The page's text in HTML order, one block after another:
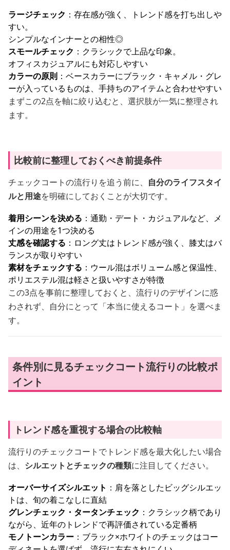
ラージチェック ：存在感が強く、トレンド感を打ち出しや
すい。
シンプルなインナーとの相性◎
スモールチェック ：クラシックで上品な印象。
オフィスカジュアルにも対応しやすい
カラーの原則 ：ベースカラーにブラック・キャメル・グレ
ーが入っているものは、手持ちのアイテムと合わせやすい
まずこの2点を軸に絞り込むと、選択肢が一気に整理され
ます。
比較前に整理しておくべき前提条件
チェックコートの流行りを追う前に、 自分のライフスタイ
ルと用途を明確にしておくことが大切です。
着用シーンを決める ：通勤・デート・カジュアルなど、メ
インの用途を1つ決める
丈感を確認する ：ロング丈はトレンド感が強く、膝丈はバ
ランスが取りやすい
素材をチェックする ：ウール混はボリューム感と保温性、
ポリエステル混は軽さと扱いやすさが特徴
この3点を事前に整理しておくと、流行りのデザインに惑
わされず、自分にとって「本当に使えるコート」を選べま
す。
条件別に見るチェックコート流行りの比較ポ
イント
トレンド感を重視する場合の比較軸
流行りのチェックコートでトレンド感を最大化したい場合
は、 シルエットとチェックの種類に注目してください。
オーバーサイズシルエット ：肩を落としたビッグシルエッ
トは、旬の着こなしに直結
グレンチェック・タータンチェック ：クラシック柄であり
ながら、近年のトレンドで再評価されている定番柄
モノトーンカラー ：ブラック×ホワイトのチェックはコー